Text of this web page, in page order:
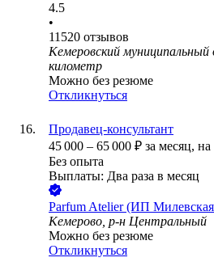
4.5
•
11520 отзывов
Кемеровский муниципальный
километр
Можно без резюме
Откликнуться
Продавец-консультант
45 000 – 65 000 ₽ за месяц, на
Без опыта
Выплаты: Два раза в месяц
Parfum Atelier (ИП
Кемерово, р-н Центральный
Можно без резюме
Откликнуться